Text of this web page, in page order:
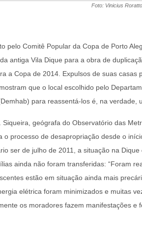
Foto: Vinicius Roratto
pelo Comitê Popular da Copa de Porto
antiga Vila Dique para a obra de
a Copa de 2014. Expulsos de suas
que o local escolhido pelo
para reassentá-los é, na verdade,
Siqueira, geógrafa do Observatório das
o processo de desapropriação desde o
ser de julho de 2011, a situação na
ainda não foram transferidas: “Foram
estão em situação ainda mais
elétrica foram minimizados e muitas
os moradores fazem manifestações e